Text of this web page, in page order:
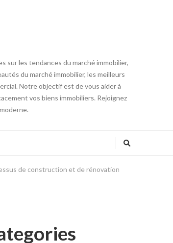
sur les tendances du marché immobilier,
du marché immobilier, les meilleurs
Notre objectif est de vous aider à
vos biens immobiliers. Rejoignez
de construction et de rénovation